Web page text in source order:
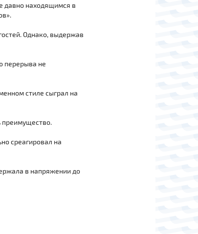
давно находящимся в
Однако, выдержав
перерыва не
стиле сыграл на
преимущество.
среагировал на
в напряжении до